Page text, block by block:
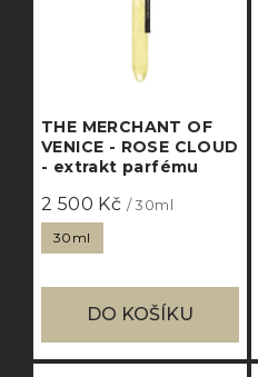
THE MERCHANT OF
VENICE - ROSE CLOUD
- extrakt parfému
2 500 Kč / 30ml
30ml
DO KOŠÍKU